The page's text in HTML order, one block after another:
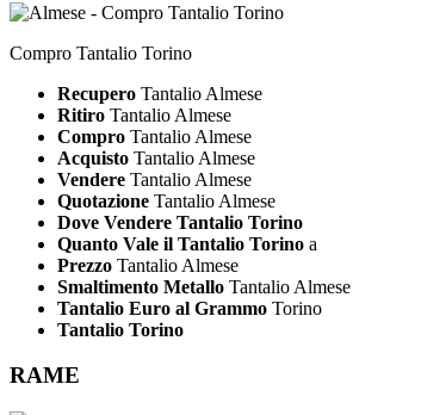
Compro Tantalio Torino
Recupero Tantalio Almese
Ritiro Tantalio Almese
Compro Tantalio Almese
Acquisto Tantalio Almese
Vendere Tantalio Almese
Quotazione Tantalio Almese
Dove Vendere Tantalio Torino
Quanto Vale il Tantalio Torino a
Prezzo Tantalio Almese
Smaltimento Metallo Tantalio Almese
Tantalio Euro al Grammo Torino
Tantalio Torino
RAME